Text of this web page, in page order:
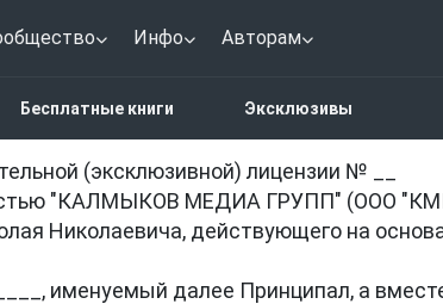
Инфо Авторам
Бесплатные книги Эксклюзивы
об исключительной
(эксклюзивной) лицензии № __
"КАЛМЫКОВ МЕДИА ГРУПП" (ООО
Николаевича, действующего на
именуемый далее Принципал, а